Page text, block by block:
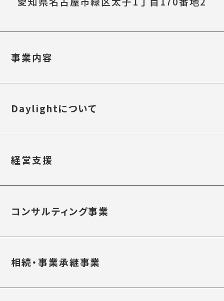
事業内容
Daylightについて
経営支援
コンサルティング事業
相続・事業承継事業